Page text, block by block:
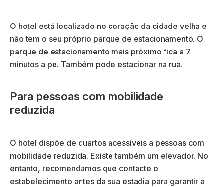
O hotel está localizado no coração da cidade velha e
não tem o seu próprio parque de estacionamento. O
parque de estacionamento mais próximo fica a 7
minutos a pé. Também pode estacionar na rua.
Para pessoas com mobilidade
reduzida
O hotel dispõe de quartos acessíveis a pessoas com
mobilidade reduzida. Existe também um elevador. No
entanto, recomendamos que contacte o
estabelecimento antes da sua estadia para garantir a